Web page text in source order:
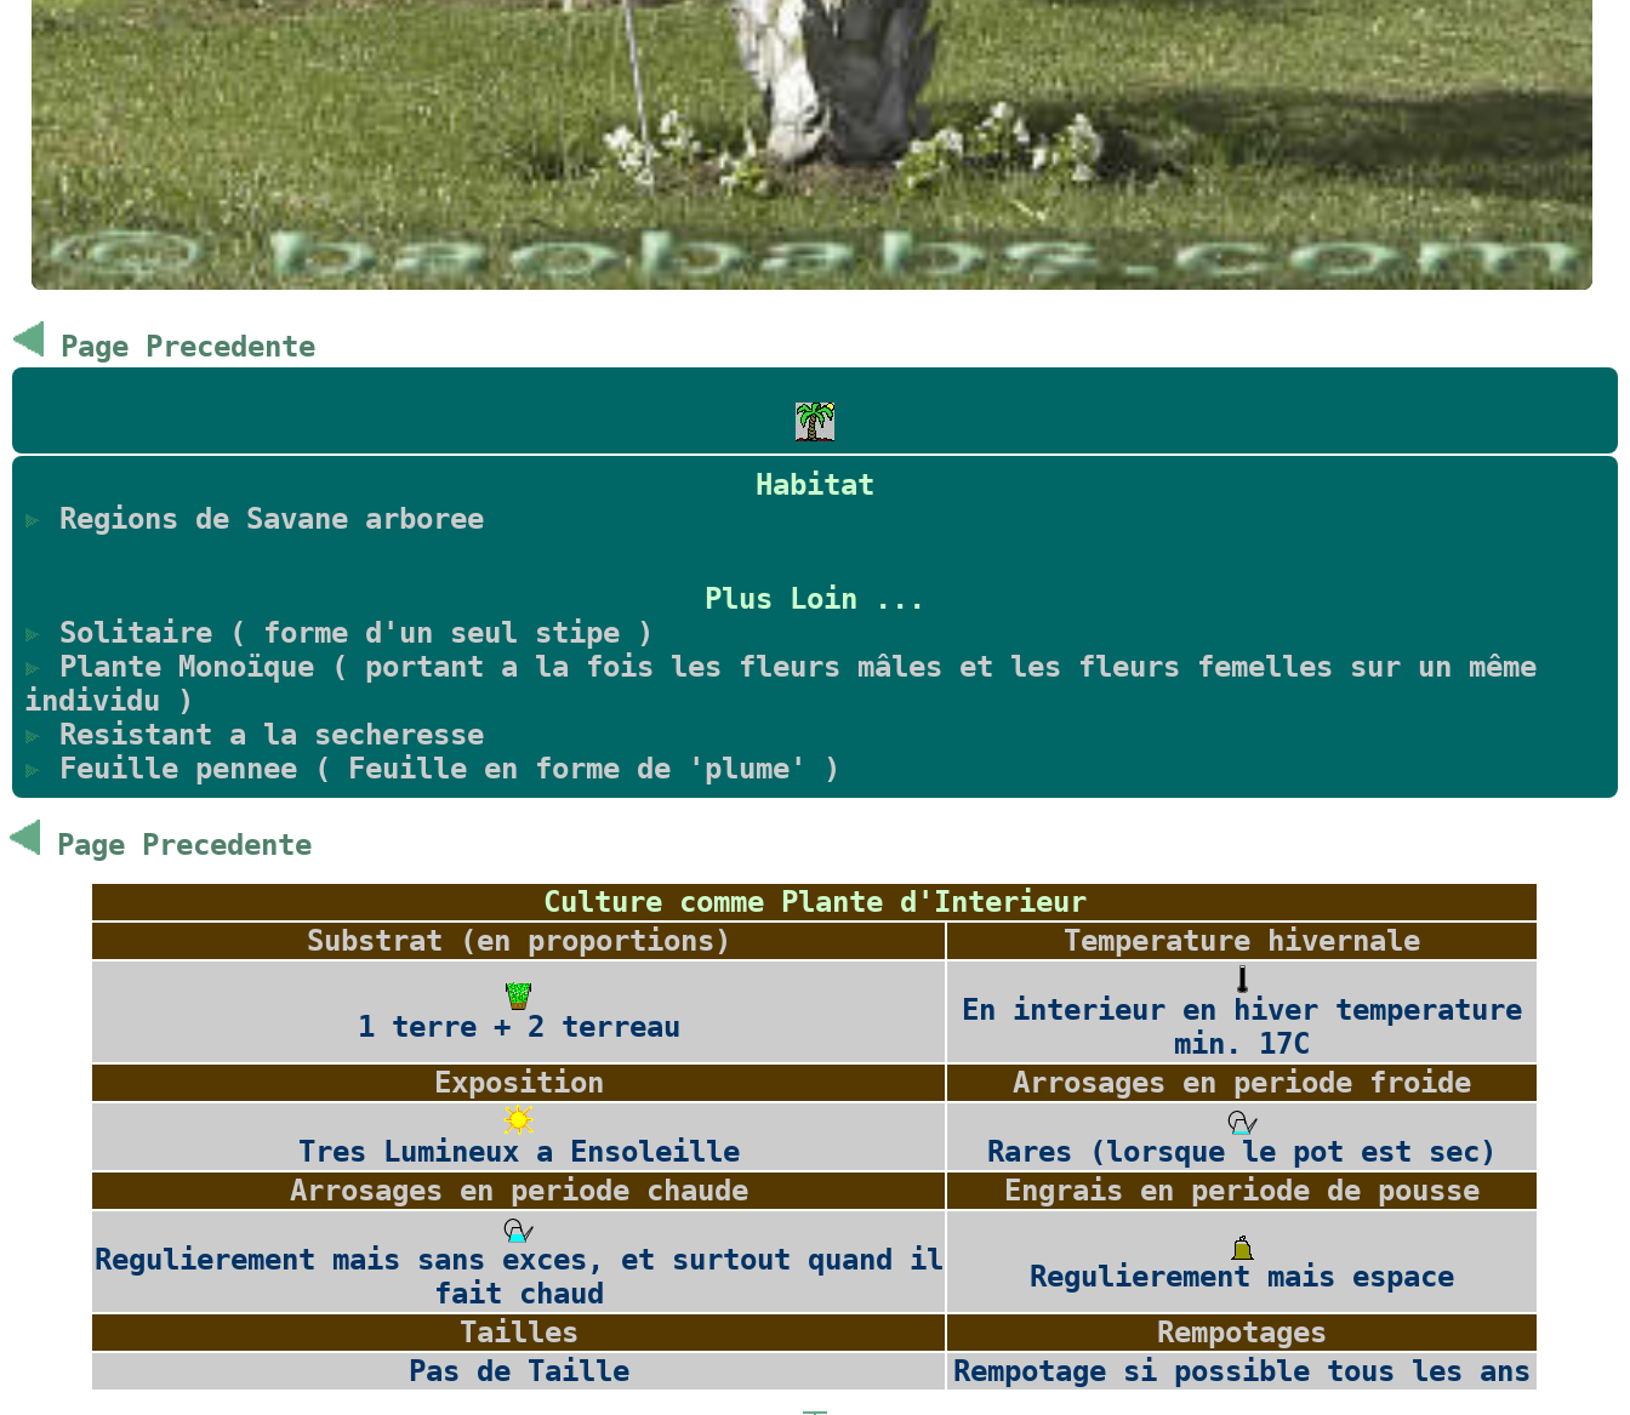
Page Precedente
Habitat
Regions de Savane arboree
Plus Loin ...
Solitaire ( forme d'un seul stipe )
Plante Monoïque ( portant a la fois les fleurs mâles et les fleurs femelles sur un même
individu )
Resistant a la secheresse
Feuille pennee ( Feuille en forme de 'plume' )
Page Precedente
Culture comme Plante d'Interieur
Substrat (en proportions)
Temperature hivernale
1 terre + 2 terreau
En interieur en hiver temperature
min. 17C
Exposition
Arrosages en periode froide
Tres Lumineux a Ensoleille
Rares (lorsque le pot est sec)
Arrosages en periode chaude
Engrais en periode de pousse
Regulierement mais sans exces, et surtout quand il
fait chaud
Regulierement mais espace
Tailles
Rempotages
Pas de Taille
Rempotage si possible tous les ans